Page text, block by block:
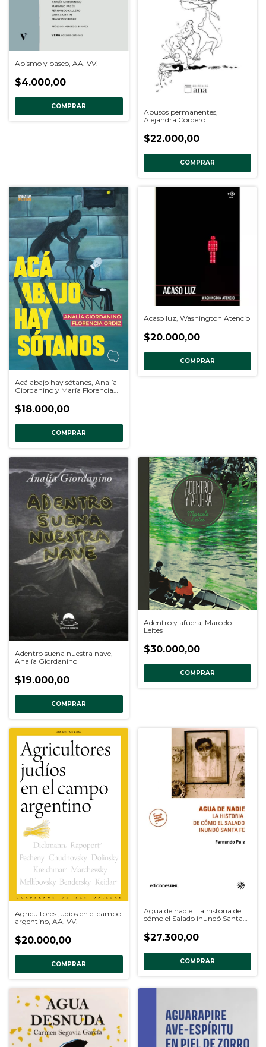
Abismo y paseo, AA. VV.
$4.000,00
COMPRAR
Abusos permanentes,
Alejandra Cordero
$22.000,00
COMPRAR
Acá abajo hay sótanos, Analía
Giordanino y María Florencia
$18.000,00
COMPRAR
Acaso luz, Washington Atencio
$20.000,00
COMPRAR
Adentro suena nuestra nave,
Analía Giordanino
$19.000,00
COMPRAR
Adentro y afuera, Marcelo
Leites
$30.000,00
COMPRAR
Agricultores judíos en el campo
argentino, AA. VV.
$20.000,00
COMPRAR
Agua de nadie. La historia de
cómo el Salado inundó Santa
$27.300,00
COMPRAR